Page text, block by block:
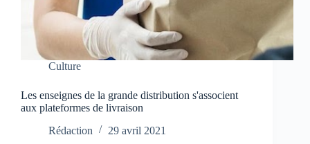
Culture
Les enseignes de la grande distribution s'associent
aux plateformes de livraison
Rédaction
29 avril 2021